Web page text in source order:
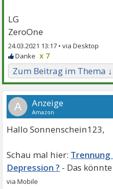
LG
ZeroOne
24.03.2021 13:17 •
x 7
Zum Beitrag im Thema ↓
A
Hallo Sonnenschein123,
Depression ?